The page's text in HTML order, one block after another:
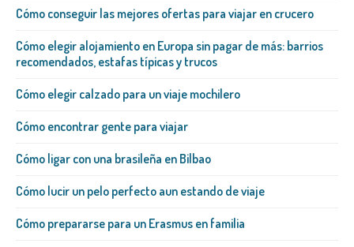
Cómo conseguir las mejores ofertas para viajar en crucero
Cómo elegir alojamiento en Europa sin pagar de más: barrios
recomendados, estafas típicas y trucos
Cómo elegir calzado para un viaje mochilero
Cómo encontrar gente para viajar
Cómo ligar con una brasileña​ en Bilbao
Cómo lucir un pelo perfecto aun estando de viaje
Cómo prepararse para un Erasmus en familia